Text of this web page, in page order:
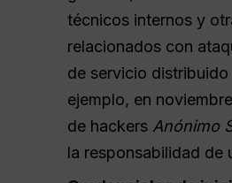
técnicos internos y
relacionados con
de servicio
ejemplo, en
de hackers Anónimo
la responsabilidad de